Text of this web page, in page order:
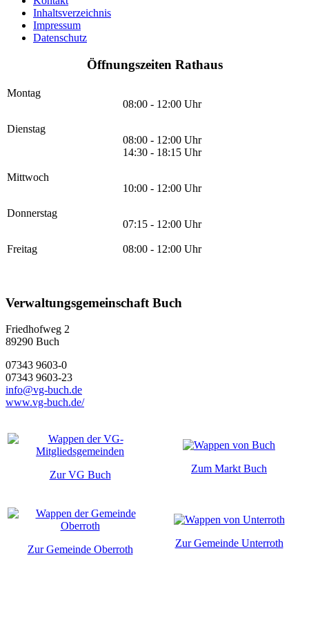
Inhaltsverzeichnis
Impressum
Datenschutz
Öffnungszeiten Rathaus
Montag
08:00 - 12:00 Uhr
Dienstag
08:00 - 12:00 Uhr
14:30 - 18:15 Uhr
Mittwoch
10:00 - 12:00 Uhr
Donnerstag
07:15 - 12:00 Uhr
Freitag 08:00 - 12:00 Uhr
Verwaltungsgemeinschaft Buch
Friedhofweg 2
89290 Buch
07343 9603-0
07343 9603-23
info@vg-buch.de
www.vg-buch.de/
Zur VG Buch
Zum Markt Buch
Zur Gemeinde Oberroth
Zur Gemeinde Unterroth